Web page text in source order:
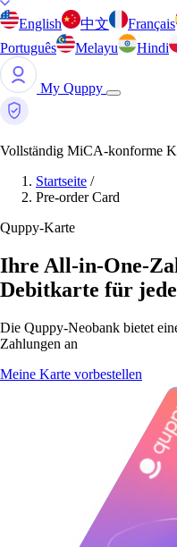
English 中文 Français
Português
Melayu Hindi
My Quppy
Vollständig MiCA-konforme
Startseite /
Pre-order Card
Quppy-Karte
Ihre All-in-One-
Debitkarte für
Die Quppy-Neobank bietet
Zahlungen an
Meine Karte vorbestellen